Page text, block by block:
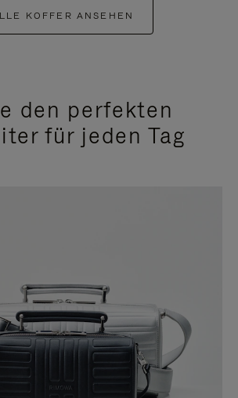
KOFFER ANSEHEN
den perfekten
für jeden Tag